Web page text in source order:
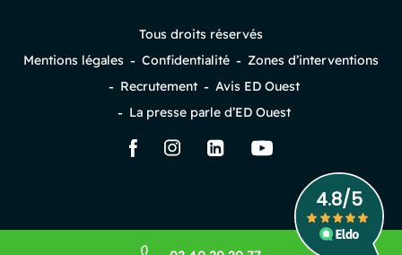
Tous droits réservés
Mentions légales
Confidentialité
Zones d’interventions
Recrutement
Avis ED Ouest
La presse parle d’ED Ouest